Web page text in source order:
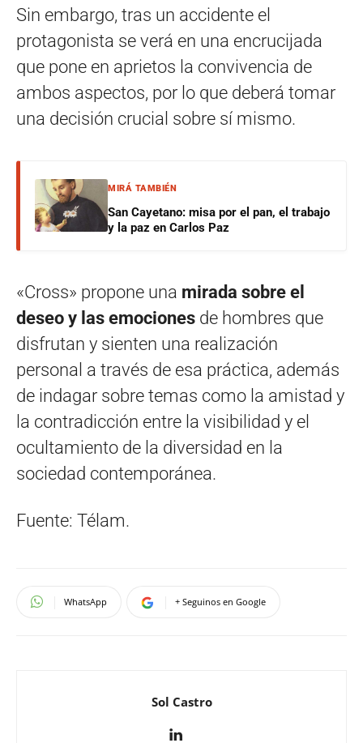
Sin embargo, tras un accidente el
protagonista se verá en una encrucijada
que pone en aprietos la convivencia de
ambos aspectos, por lo que deberá tomar
una decisión crucial sobre sí mismo.
MIRÁ TAMBIÉN
San Cayetano: misa por el pan, el trabajo
y la paz en Carlos Paz
«Cross» propone una mirada sobre el
deseo y las emociones de hombres que
disfrutan y sienten una realización
personal a través de esa práctica, además
de indagar sobre temas como la amistad y
la contradicción entre la visibilidad y el
ocultamiento de la diversidad en la
sociedad contemporánea.
Fuente: Télam.
WhatsApp + Seguinos en Google
Sol Castro